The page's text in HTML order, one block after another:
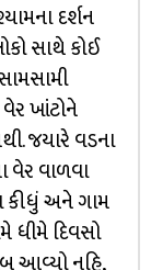
દર્શન
સાથે કોઈ
ખાંટોને
જયારે વડના
વેર વાળવા
કીધું અને ગામ
ધીમે દિવસો